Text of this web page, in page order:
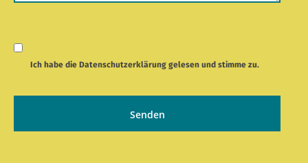
Ich habe dieDatenschutzerklärung gelesen und stimme zu.